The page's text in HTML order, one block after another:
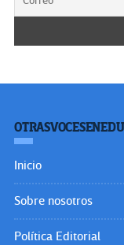
Inicio
Sobre nosotros
Política Editorial